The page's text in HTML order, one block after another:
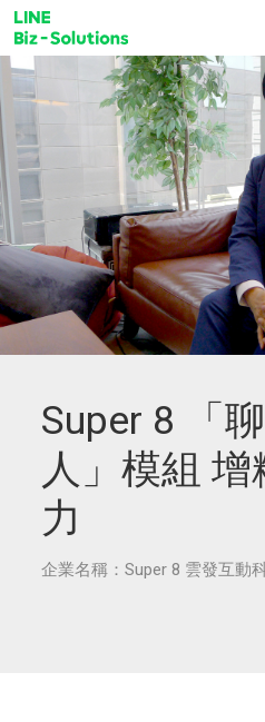
Super 8 「
人」模組
力
企業名稱：Super 8 雲發互動